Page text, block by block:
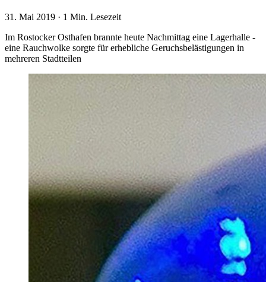
31. Mai 2019 · 1 Min. Lesezeit
Im Rostocker Osthafen brannte heute Nachmittag eine Lagerhalle -
eine Rauchwolke sorgte für erhebliche Geruchsbelästigungen in
mehreren Stadtteilen